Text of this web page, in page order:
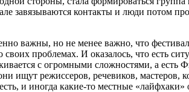
завязываются контакты и люди потом
важны, но не менее важно, что
проблемах. И оказалось, что есть
с огромными сложностями, а есть
ищут режиссеров, речевиков, мастеров,
и иногда какие-то местные